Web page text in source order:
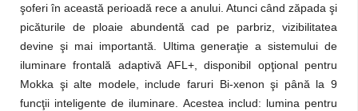
şoferi în această perioadă rece a anului. Atunci când zăpada şi
picăturile de ploaie abundentă cad pe parbriz, vizibilitatea
devine şi mai importantă. Ultima generaţie a sistemului de
iluminare frontală adaptivă AFL+, disponibil opţional pentru
Mokka şi alte modele, include faruri Bi-xenon şi până la 9
funcţii inteligente de iluminare. Acestea includ: lumina pentru